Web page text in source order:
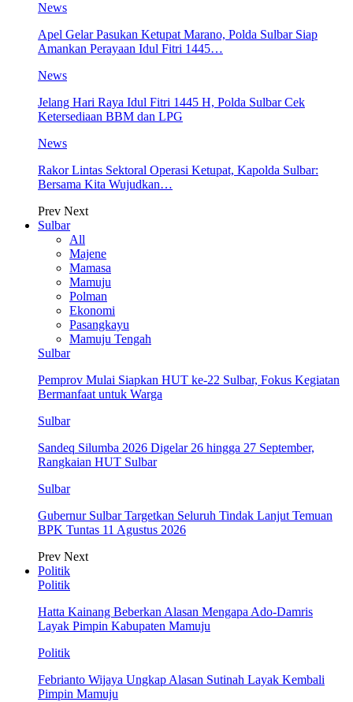
News
Apel Gelar Pasukan Ketupat Marano, Polda Sulbar Siap
Amankan Perayaan Idul Fitri 1445…
News
Jelang Hari Raya Idul Fitri 1445 H, Polda Sulbar Cek
Ketersediaan BBM dan LPG
News
Rakor Lintas Sektoral Operasi Ketupat, Kapolda Sulbar:
Bersama Kita Wujudkan…
Prev Next
Sulbar
All
Majene
Mamasa
Mamuju
Polman
Ekonomi
Pasangkayu
Mamuju Tengah
Sulbar
Pemprov Mulai Siapkan HUT ke-22 Sulbar, Fokus Kegiatan
Bermanfaat untuk Warga
Sulbar
Sandeq Silumba 2026 Digelar 26 hingga 27 September,
Rangkaian HUT Sulbar
Sulbar
Gubernur Sulbar Targetkan Seluruh Tindak Lanjut Temuan
BPK Tuntas 11 Agustus 2026
Prev Next
Politik
Politik
Hatta Kainang Beberkan Alasan Mengapa Ado-Damris
Layak Pimpin Kabupaten Mamuju
Politik
Febrianto Wijaya Ungkap Alasan Sutinah Layak Kembali
Pimpin Mamuju